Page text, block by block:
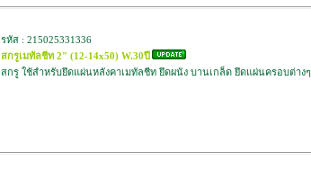
รหัส : 215025331336
สกรูเมทัลชีท 2" (12-14x50) W.30ปี
สกรู ใช้สำหรับยึดแผ่นหลังคาเมทัลชีท ยึดผนัง บานเกล็ด ยึดแผ่นครอบต่างๆ